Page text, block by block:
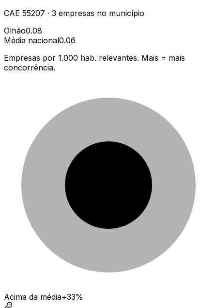
CAE 55207 · 3 empresas no município
Olhão0.08
Média nacional0.06
Empresas por 1.000 hab. relevantes. Mais = mais
concorrência.
Acima da média+33%